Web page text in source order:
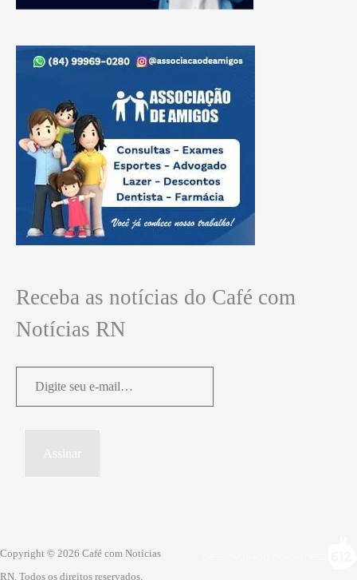
Receba as notícias do Café com
Notícias RN
mail…Assinar
Copyright © 2026 Café com Notícias
RN. Todos os direitos reservados.